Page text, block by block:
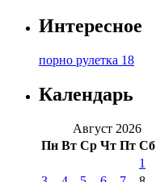
Интересное
порно рулетка 18
Календарь
Август 2026
Пн Вт Ср Чт Пт Сб
1